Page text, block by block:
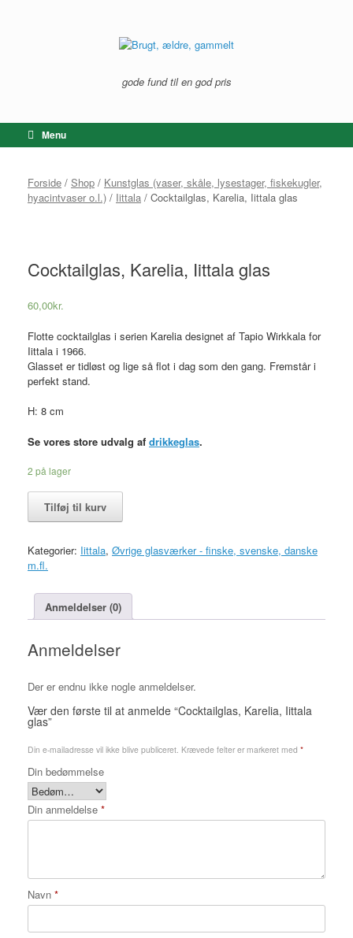
gode fund til en god pris
Menu
Forside / Shop / Kunstglas (vaser, skåle, lysestager, fiskekugler,
hyacintvaser o.l.) / Iittala / Cocktailglas, Karelia, Iittala glas
Cocktailglas, Karelia, Iittala glas
60,00kr.
Flotte cocktailglas i serien Karelia designet af Tapio Wirkkala for
Iittala i 1966.
Glasset er tidløst og lige så flot i dag som den gang. Fremstår i
perfekt stand.
H: 8 cm
Se vores store udvalg af drikkeglas.
2 på lager
Cocktailglas,
Karelia,
glas
antal
Tilføj til kurv
Kategorier: Iittala, Øvrige glasværker - finske, svenske, danske
m.fl.
Anmeldelser (0)
Anmeldelser
Der er endnu ikke nogle anmeldelser.
Vær den første til at anmelde “Cocktailglas, Karelia, Iittala
glas”
Din e-mailadresse vil ikke blive publiceret. Krævede felter er markeret med *
Din bedømmelse
Din anmeldelse *
Navn *